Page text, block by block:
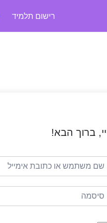
רישום תלמיד
ברוך הבא!